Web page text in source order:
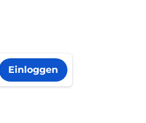
Einloggen